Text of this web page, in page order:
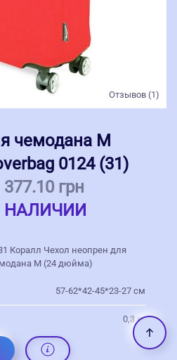
Отзывов (1)
чемодана M
0124 (31)
377.10 грн
НАЛИЧИИ
Коралл Чехол неопрен для
M (24 дюйма)
57-62*42-45*23-27 см
0,3 кг